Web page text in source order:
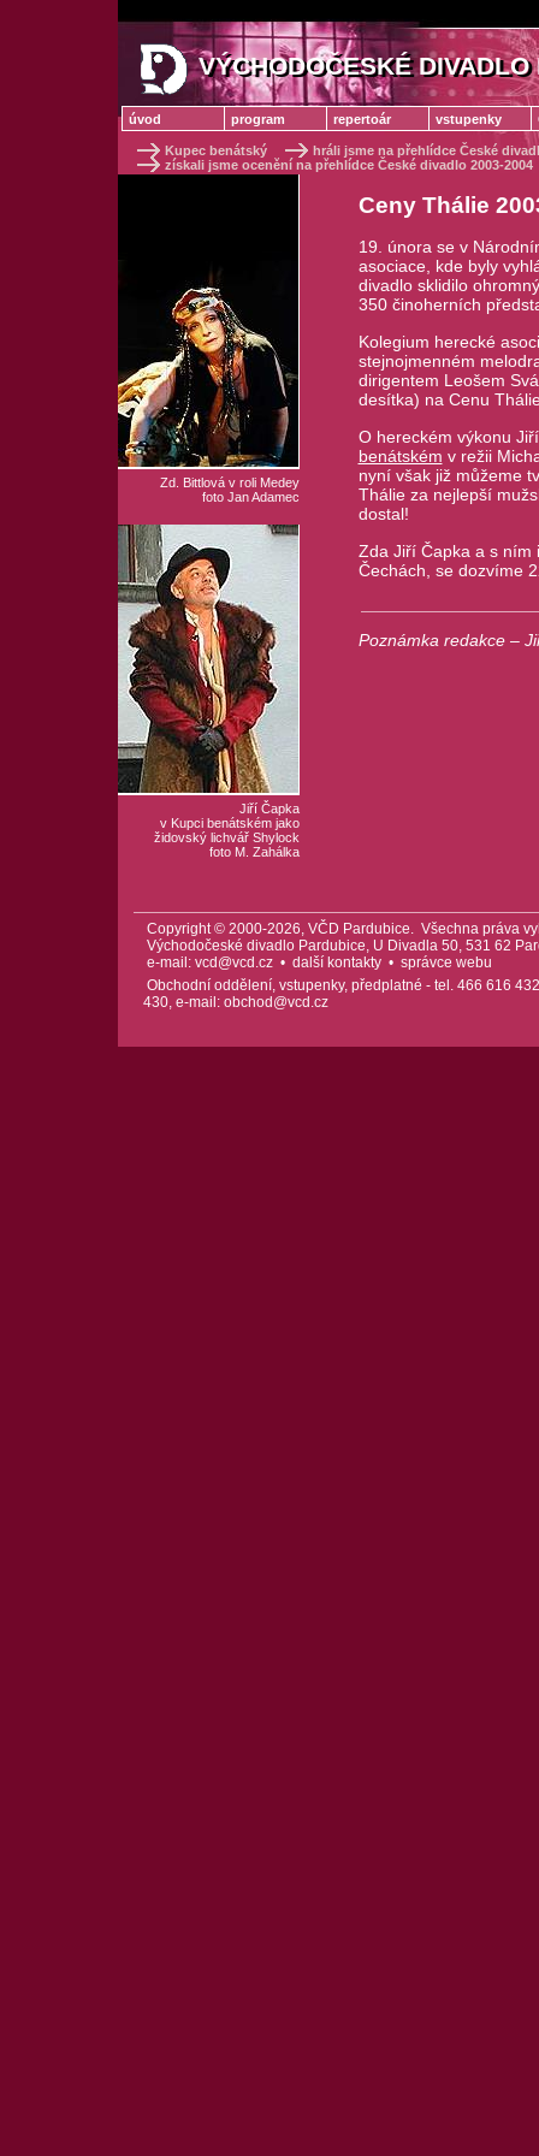
VÝCHODOČESKÉ
VÝCHODOČESKÉ DIVADLO
úvod program repertoár vstupenky
Kupec benátský
hráli jsme na přehlídce České
získali jsme ocenění na přehlídce České divadlo 2003-2004
Zd. Bittlová v roli Medey
foto Jan Adamec
Jiří Čapka
v Kupci benátském jako
židovský lichvář Shylock
foto M. Zahálka
Ceny Thálie
19. února se v
asociace, kde byly
divadlo sklidilo
350 činoherních
Kolegium herecké
stejnojmenném
dirigentem Leošem
desítka) na Cenu
O hereckém výkonu
benátském v režii
nyní však již můžeme
Thálie za nejlepší
dostal!
Zda Jiří Čapka a s ním
Čechách, se dozvíme
Poznámka redakce –
Copyright © 2000-2026, VČD Pardubice. Všechna práva
Východočeské divadlo Pardubice, U Divadla 50, 531 62
e-mail: vcd@vcd.cz• další kontakty• správce webu
Obchodní oddělení, vstupenky, předplatné - tel. 466 616
430, e-mail: obchod@vcd.cz